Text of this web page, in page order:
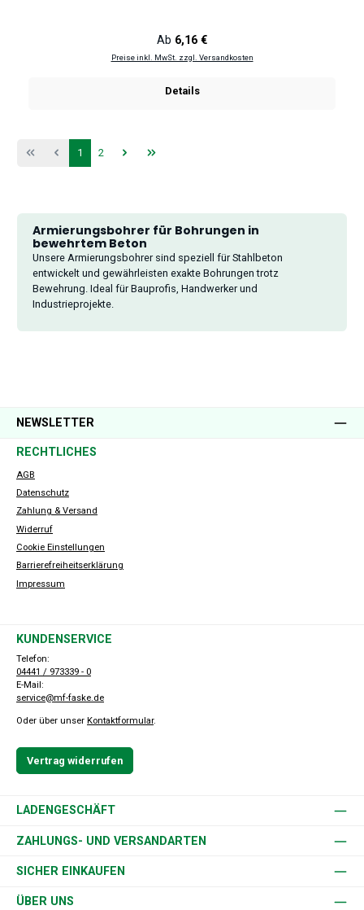
Regulärer Preis:
Ab 6,16 €
Preise inkl. MwSt. zzgl. Versandkosten
Details
Seite
1 Seite
2
Armierungsbohrer für Bohrungen in
bewehrtem Beton
Unsere Armierungsbohrer sind speziell für Stahlbeton
entwickelt und gewährleisten exakte Bohrungen trotz
Bewehrung. Ideal für Bauprofis, Handwerker und
Industrieprojekte.
NEWSLETTER
RECHTLICHES
AGB
Datenschutz
Zahlung & Versand
Widerruf
Cookie Einstellungen
Barrierefreiheitserklärung
Impressum
KUNDENSERVICE
Telefon:
04441 / 973339 - 0
E-Mail:
service@mf-faske.de
Oder über unser Kontaktformular.
Vertrag widerrufen
LADENGESCHÄFT
ZAHLUNGS- UND VERSANDARTEN
SICHER EINKAUFEN
ÜBER UNS